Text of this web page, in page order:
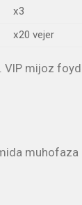
x3
x20 vejer
mijoz